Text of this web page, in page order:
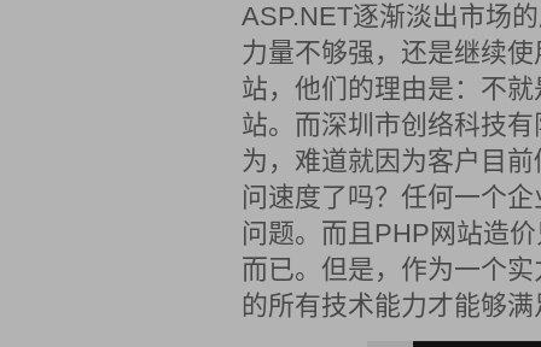
ASP.NET逐渐淡出市场
力量不够强，还是继续
站，他们的理由是：不
站。而深圳市创络科技
为，难道就因为客户目
问速度了吗？任何一个
问题。而且PHP网站造
而已。但是，作为一个
的所有技术能力才能够